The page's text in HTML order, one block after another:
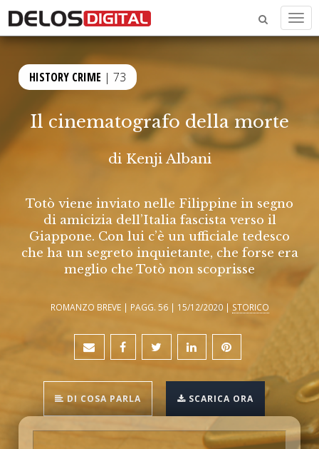
HISTORY CRIME | 73
Il cinematografo della morte
di Kenji Albani
Totò viene inviato nelle Filippine in segno
di amicizia dell’Italia fascista verso il
Giappone. Con lui c’è un ufficiale tedesco
che ha un segreto inquietante, che forse era
meglio che Totò non scoprisse
ROMANZO BREVE | PAGG. 56 | 15/12/2020 | STORICO
DI COSA PARLA SCARICA ORA